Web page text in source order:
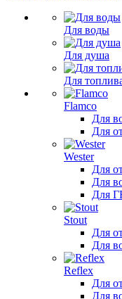
Для воды
Для душа
Для
Flamco
Для
Для
Wester
Для
Для
Для
Stout
Для
Для
Reflex
Для
Для